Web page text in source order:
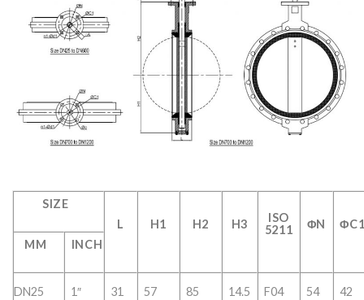
SIZE
L
H1 H2 H3
ISO
5211
ΦN
MM
INCH
DN25 1″ 31 57 85 14.5 F04 54 42